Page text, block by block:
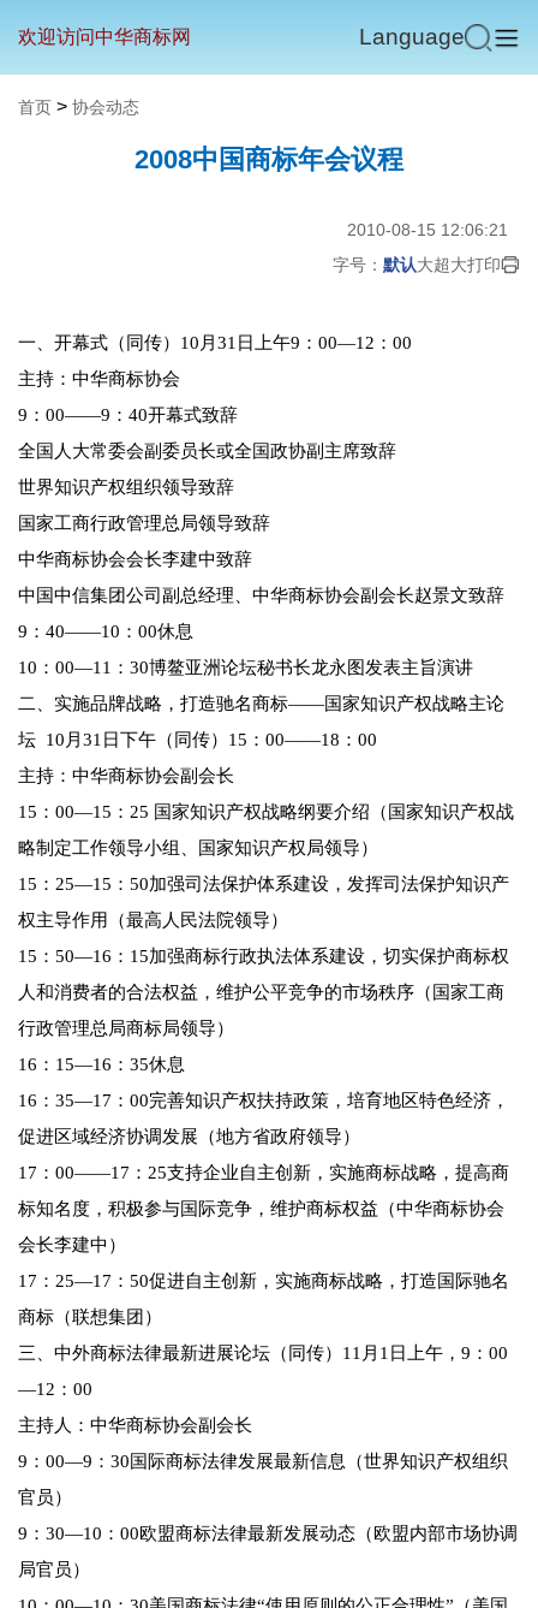
欢迎访问中华商标网 Language
首页 > 协会动态
2008中国商标年会议程
2010-08-15 12:06:21
字号： 默认大超大打印
一、开幕式（同传）10月31日上午9：00—12：00
主持：中华商标协会
9：00——9：40开幕式致辞
全国人大常委会副委员长或全国政协副主席致辞
世界知识产权组织领导致辞
国家工商行政管理总局领导致辞
中华商标协会会长李建中致辞
中国中信集团公司副总经理、中华商标协会副会长赵景文致辞
9：40——10：00休息
10：00—11：30博鳌亚洲论坛秘书长龙永图发表主旨演讲
二、实施品牌战略，打造驰名商标——国家知识产权战略主论
坛 10月31日下午（同传）15：00——18：00
主持：中华商标协会副会长
15：00—15：25 国家知识产权战略纲要介绍（国家知识产权战
略制定工作领导小组、国家知识产权局领导）
15：25—15：50加强司法保护体系建设，发挥司法保护知识产
权主导作用（最高人民法院领导）
15：50—16：15加强商标行政执法体系建设，切实保护商标权
人和消费者的合法权益，维护公平竞争的市场秩序（国家工商
行政管理总局商标局领导）
16：15—16：35休息
16：35—17：00完善知识产权扶持政策，培育地区特色经济，
促进区域经济协调发展（地方省政府领导）
17：00——17：25支持企业自主创新，实施商标战略，提高商
标知名度，积极参与国际竞争，维护商标权益（中华商标协会
会长李建中）
17：25—17：50促进自主创新，实施商标战略，打造国际驰名
商标（联想集团）
三、中外商标法律最新进展论坛（同传）11月1日上午，9：00
—12：00
主持人：中华商标协会副会长
9：00—9：30国际商标法律发展最新信息（世界知识产权组织
官员）
9：30—10：00欧盟商标法律最新发展动态（欧盟内部市场协调
局官员）